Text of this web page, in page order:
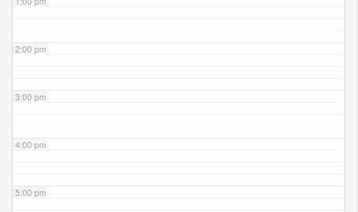
2:00 pm
3:00 pm
4:00 pm
5:00 pm